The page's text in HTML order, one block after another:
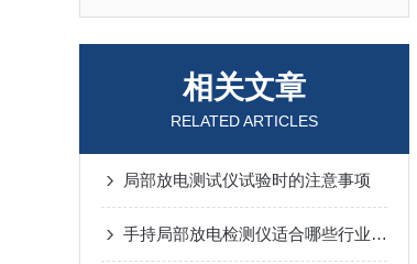
相关文章
RELATED ARTICLES
局部放电测试仪试验时的注意事项
手持局部放电检测仪适合哪些行业使用？